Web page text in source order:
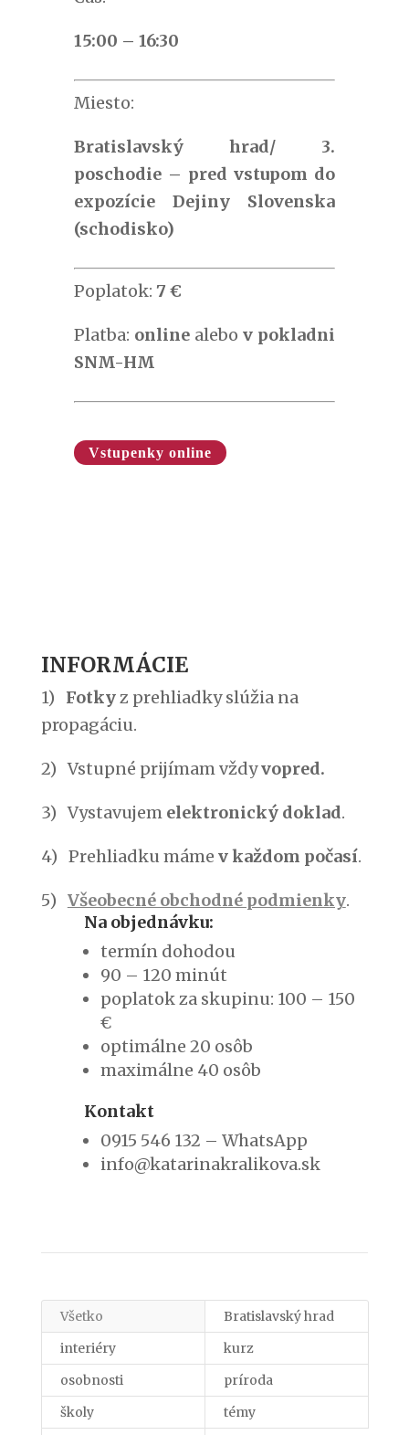
15:00 – 16:30
Miesto:
Bratislavský hrad/ 3.
poschodie – pred vstupom do
expozície Dejiny Slovenska
(schodisko)
Poplatok: 7 €
Platba: online alebov pokladni
SNM-HM
Vstupenky online
INFORMÁCIE
1) Fotkyz prehliadky slúžia na
propagáciu.
2) Vstupné prijímam vždyvopred.
3) Vystavujem elektronický doklad.
4) Prehliadku máme v každom počasí.
5) Všeobecné obchodné podmienky.
Na objednávku:
termín dohodou
90 – 120 minút
poplatok za skupinu: 100 – 150
€
optimálne 20 osôb
maximálne 40 osôb
Kontakt
0915 546 132 – WhatsApp
info@katarinakralikova.sk
Všetko
Bratislavský hrad
interiéry
kurz
osobnosti
príroda
školy
témy